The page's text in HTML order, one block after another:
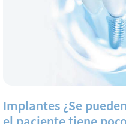
Implantes ¿Se